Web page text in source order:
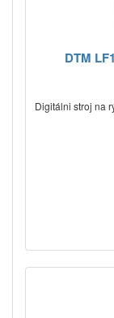
DTM
Digitálni stroj na